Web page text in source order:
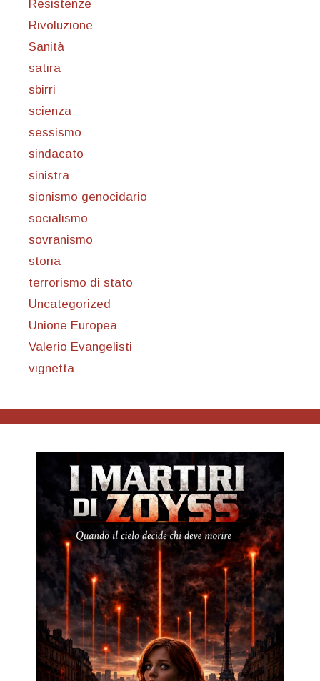
Resistenze
Rivoluzione
Sanità
satira
sbirri
scienza
sessismo
sindacato
sinistra
sionismo genocidario
socialismo
sovranismo
storia
terrorismo di stato
Uncategorized
Unione Europea
Valerio Evangelisti
vignetta